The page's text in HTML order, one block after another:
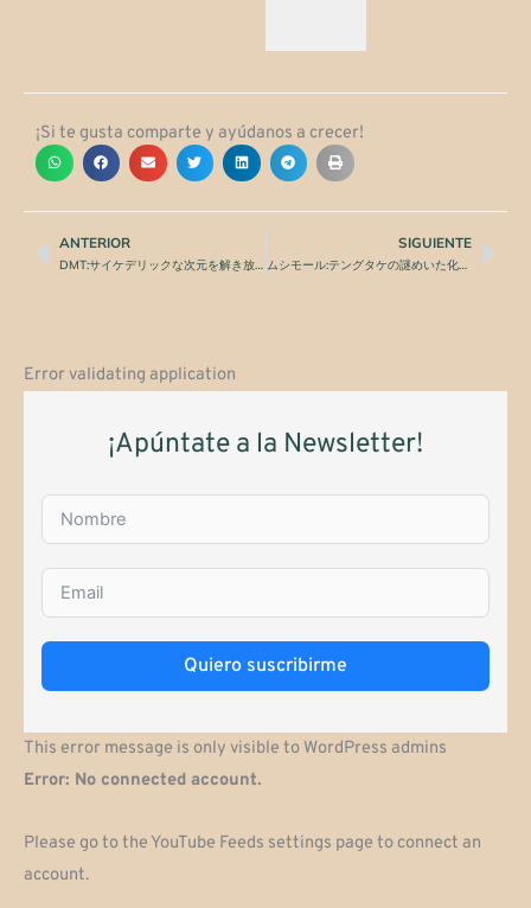
¡Si te gusta comparte y ayúdanos a crecer!
Prev
ANTERIOR
DMT:サイケデリックな次元を解き放つスピリット分子
SIGUIENTE
ムシモール:テングタケの謎めいた化合物
Error validating application
¡Apúntate a la Newsletter!
Quiero suscribirme
This error message is only visible to WordPress admins
Error: No connected account.
Please go to the YouTube Feeds settings page to connect an
account.